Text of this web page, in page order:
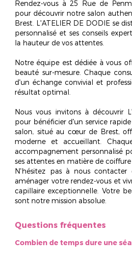
Rendez-vous à 25 Rue de
pour découvrir notre salon
Brest. L'ATELIER DE DODIE se
personnalisé et ses conseils
la hauteur de vos attentes.
Notre équipe est dédiée à vous
beauté sur-mesure. Chaque
d'un échange convivial et
résultat optimal.
Nous vous invitons à découvrir
pour bénéficier d'un service
salon, situé au cœur de Brest,
moderne et accueillant.
accompagnement personnalisé
ses attentes en matière de
N'hésitez pas à nous contacter
aménager votre rendez-vous et
capillaire exceptionnelle. Votre
sont notre mission absolue.
Questions fréquentes
Combien de temps dure une